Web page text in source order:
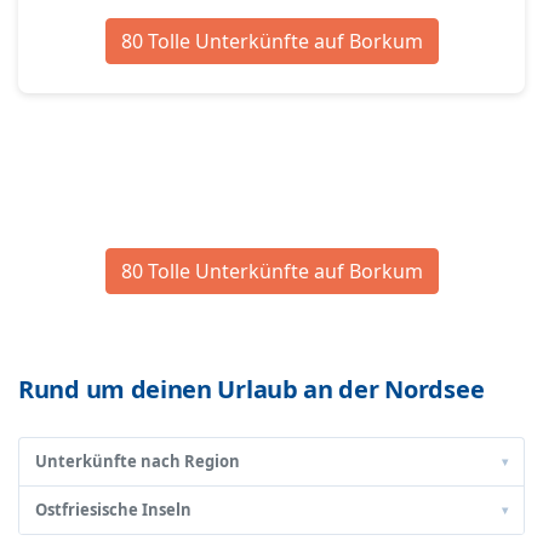
80 Tolle Unterkünfte auf Borkum
80 Tolle Unterkünfte auf Borkum
Rund um deinen Urlaub an der Nordsee
Unterkünfte nach Region ▾
Ostfriesische Inseln ▾